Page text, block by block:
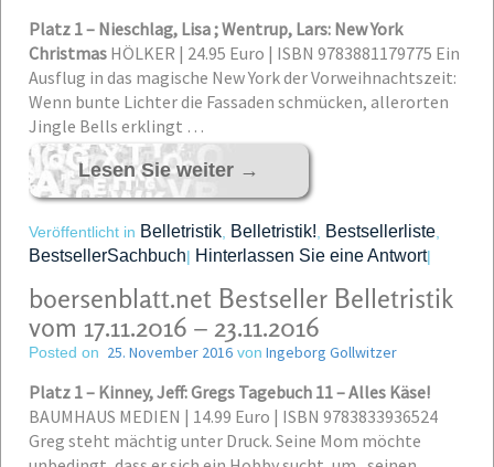
Platz 1 – Nieschlag, Lisa ; Wentrup, Lars: New York
Christmas HÖLKER | 24.95 Euro | ISBN 9783881179775 Ein
Ausflug in das magische New York der Vorweihnachtszeit:
Wenn bunte Lichter die Fassaden schmücken, allerorten
Jingle Bells erklingt …
Lesen Sie weiter →
Veröffentlicht in Belletristik Belletristik! Bestsellerliste
BestsellerSachbuch| Hinterlassen Sie eine Antwort|
boersenblatt.net Bestseller Belletristik
vom 17.11.2016 – 23.11.2016
Posted on 25. November 2016 von Ingeborg Gollwitzer
Platz 1 – Kinney, Jeff: Gregs Tagebuch 11 – Alles Käse!
BAUMHAUS MEDIEN | 14.99 Euro | ISBN 9783833936524
Greg steht mächtig unter Druck. Seine Mom möchte